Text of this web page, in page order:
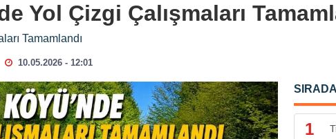
Yol Çizgi Çalışmaları
Tamamlandı
10.05.2026 - 12:01
1